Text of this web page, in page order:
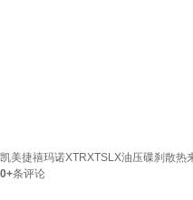
凯美捷禧玛诺XTRXTSLX油压碟刹散
0+条评论